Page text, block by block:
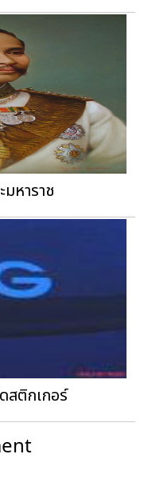
หาราช
สติกเกอร์